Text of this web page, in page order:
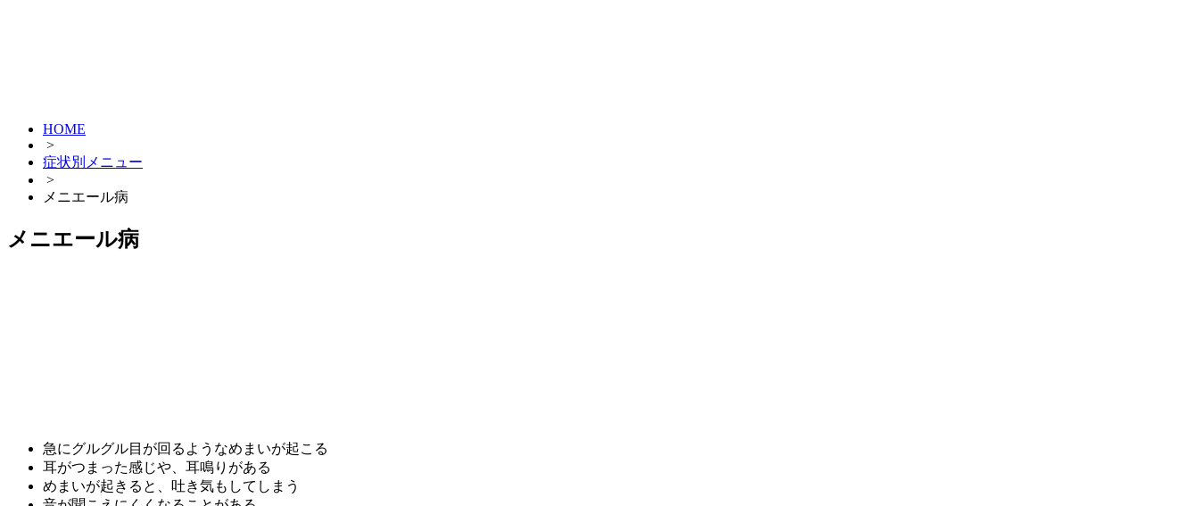
HOME
>
症状別メニュー
>
メニエール病
メニエール病
急にグルグル目が回るようなめまいが起こる
耳がつまった感じや、耳鳴りがある
めまいが起きると、吐き気もしてしまう